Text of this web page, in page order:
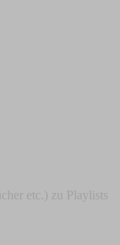
etc.) zu Playlists